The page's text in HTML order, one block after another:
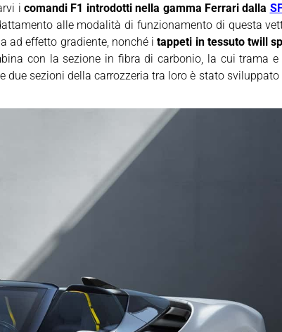
i comandi F1 introdotti nella gamma Ferrari dalla
alle modalità di funzionamento di questa
ad effetto gradiente, nonché itappeti in tessuto twill
con la sezione in fibra di carbonio, la cui trama
sezioni della carrozzeria tra loro è stato